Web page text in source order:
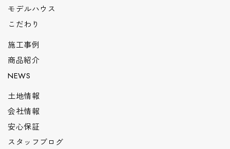
モデルハウス
こだわり
施工事例
商品紹介
NEWS
土地情報
会社情報
安心保証
スタッフブログ